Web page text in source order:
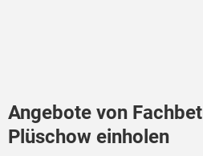
Angebote von
Plüschow einholen